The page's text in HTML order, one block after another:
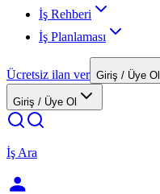
İş Rehberi
İş Planlaması
Ücretsiz ilan ver Giriş / Üye Ol
Giriş / Üye Ol
İş Ara